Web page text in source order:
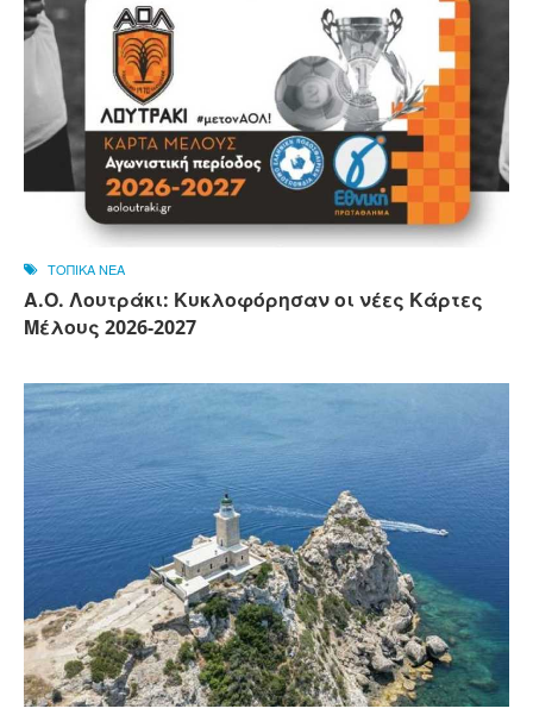
ΤΟΠΙΚΑ ΝΕΑ
Α.Ο. Λουτράκι: Κυκλοφόρησαν οι νέες Κάρτες
Μέλους 2026-2027